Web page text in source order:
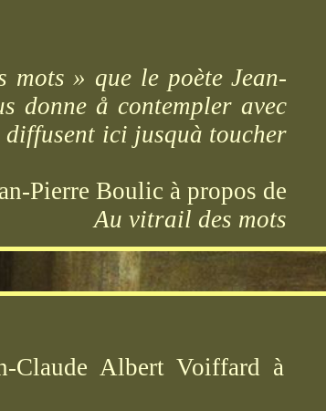
» que le poète Jean-
donne å contempler avec
diffusent ici jusquà toucher
Pierre Boulic à propos de
Au vitrail des mots
Claude Albert Voiffard à